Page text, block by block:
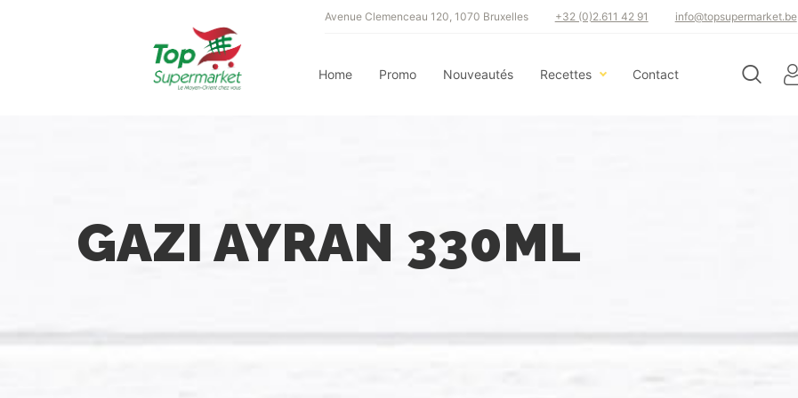
Home Promo Nouveautés Recettes Contact
Avenue Clemenceau 120, 1070 Bruxelles +32 (0)2.611 42 91 info@topsupermarket.be
GAZI AYRAN 330ML